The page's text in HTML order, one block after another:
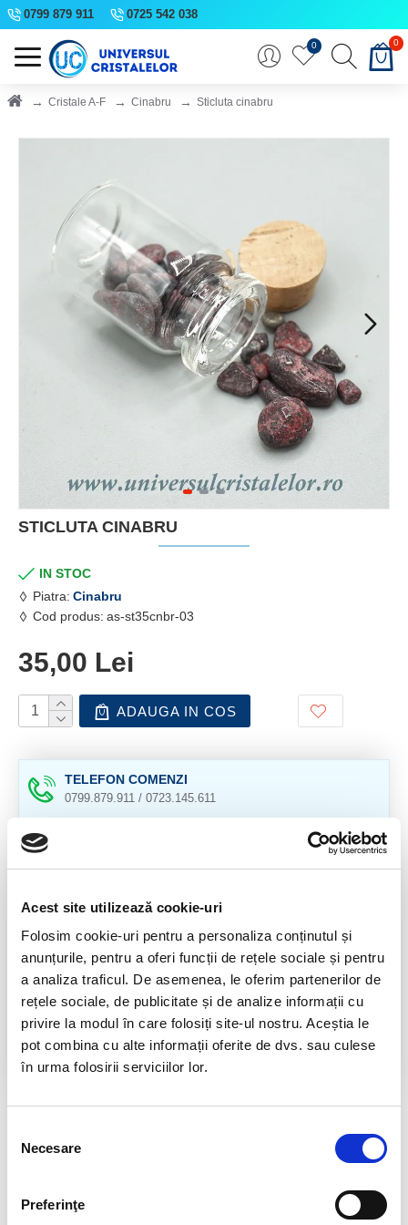
Acest site utilizează cookie-uri
Folosim cookie-uri pentru a personaliza conținutul și
anunțurile, pentru a oferi funcții de rețele sociale și pentru
a analiza traficul. De asemenea, le oferim partenerilor de
rețele sociale, de publicitate și de analize informații cu
privire la modul în care folosiți site-ul nostru. Aceștia le
pot combina cu alte informații oferite de dvs. sau culese
în urma folosirii serviciilor lor.
consimțământului
Necesare
Preferinţe
0799 879 911 0725 542 038
0 0
Cristale A-F Cinabru Sticluta cinabru
STICLUTA CINABRU
IN STOC
Piatra: Cinabru
Cod produs: as-st35cnbr-03
35,00 Lei
ADAUGA IN COS
TELEFON COMENZI
0799.879.911 / 0723.145.611
la comenzi de peste 239 lei
atent selectionate
RETURNARE PRODUSE
in 14 zile si banii inapoi
GARANTIE PRODUSE